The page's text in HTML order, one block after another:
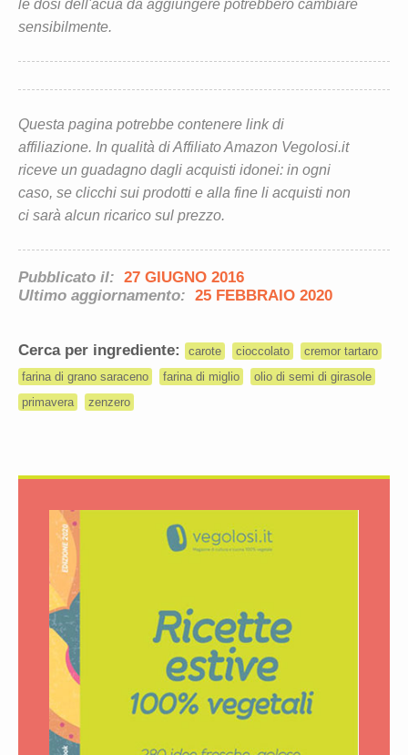
le dosi dell'acua da aggiungere potrebbero cambiare
sensibilmente.
Questa pagina potrebbe contenere link di
affiliazione. In qualità di Affiliato Amazon Vegolosi.it
riceve un guadagno dagli acquisti idonei: in ogni
caso, se clicchi sui prodotti e alla fine li acquisti non
ci sarà alcun ricarico sul prezzo.
Pubblicato il: 27 GIUGNO 2016
Ultimo aggiornamento: 25 FEBBRAIO 2020
Cerca per ingrediente: carote cioccolato
cremor tartaro
farina di grano saraceno
farina di miglio
olio di semi di girasole
primavera
zenzero